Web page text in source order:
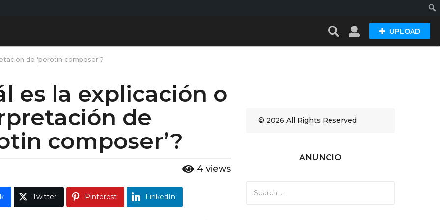
UPLOAD
de 'perotin composer'?
es la explicación o
de
composer’?
4 views
Twitter Pinterest LinkedIn
© 2026 All Rights Reserved.
ANUNCIO